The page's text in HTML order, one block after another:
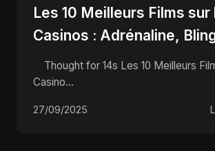
Les 10 Meilleurs Films sur
Casinos : Adrénaline,
Tours de Carte qui Font
Casino...
27/09/2025